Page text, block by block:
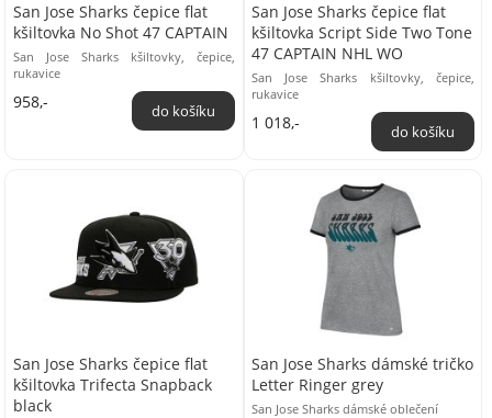
San Jose Sharks čepice flat
kšiltovka No Shot 47 CAPTAIN
San Jose Sharks kšiltovky, čepice,
rukavice
958,-
San Jose Sharks čepice flat
kšiltovka Script Side Two Tone
47 CAPTAIN NHL WO
San Jose Sharks kšiltovky, čepice,
rukavice
1 018,-
San Jose Sharks čepice flat
kšiltovka Trifecta Snapback
black
San Jose Sharks dámské tričko
Letter Ringer grey
San Jose Sharks dámské oblečení